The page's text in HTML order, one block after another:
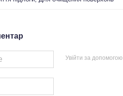
Увійти за допомогою